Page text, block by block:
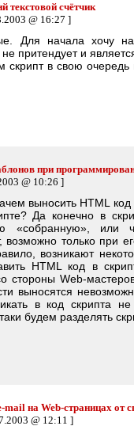
текстовой счётчик
@ 16:27 ]
Для начала хочу
не притендует и
скрипт в свою
при
@ 10:26 ]
выносить HTML
Да конечно в
«собранную», или
возможно только при
возникают
HTML код в
стороны Web-
выносятся
в код скрипта
будем разделять
mail на Web-страницах от
@ 12:11 ]